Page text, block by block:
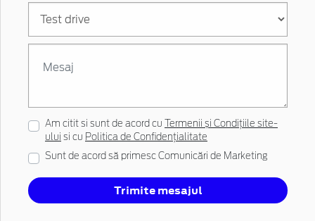
Am citit si sunt de acord cu
Termenii și Condițiile site-
ului si cu Politica de Confidențialitate
Sunt de acord să primesc Comunicări de Marketing
Trimite mesajul